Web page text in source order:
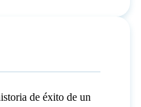
de éxito de un